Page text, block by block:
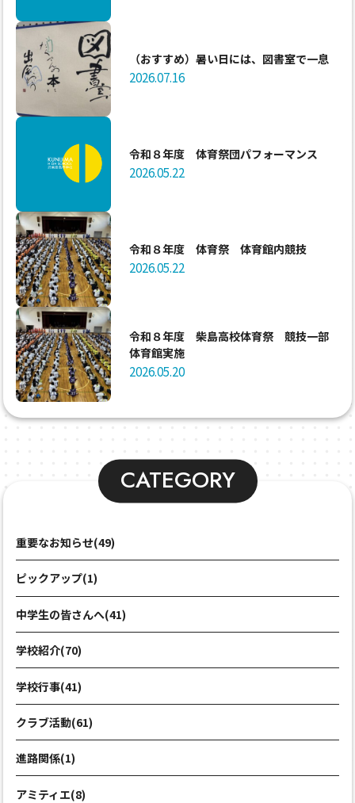
（おすすめ）暑い日には、図書室で一息
2026.07.16
令和８年度 体育祭団パフォーマンス
2026.05.22
令和８年度 体育祭 体育館内競技
2026.05.22
令和８年度 柴島高校体育祭 競技一部
体育館実施
2026.05.20
CATEGORY
重要なお知らせ(49)
ピックアップ(1)
中学生の皆さんへ(41)
学校紹介(70)
学校行事(41)
クラブ活動(61)
進路関係(1)
アミティエ(8)